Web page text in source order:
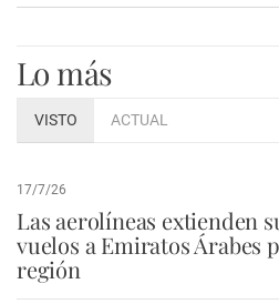
Lo más
VISTO ACTUAL
17/7/26
Las aerolíneas extienden
vuelos a Emiratos Árabes
región